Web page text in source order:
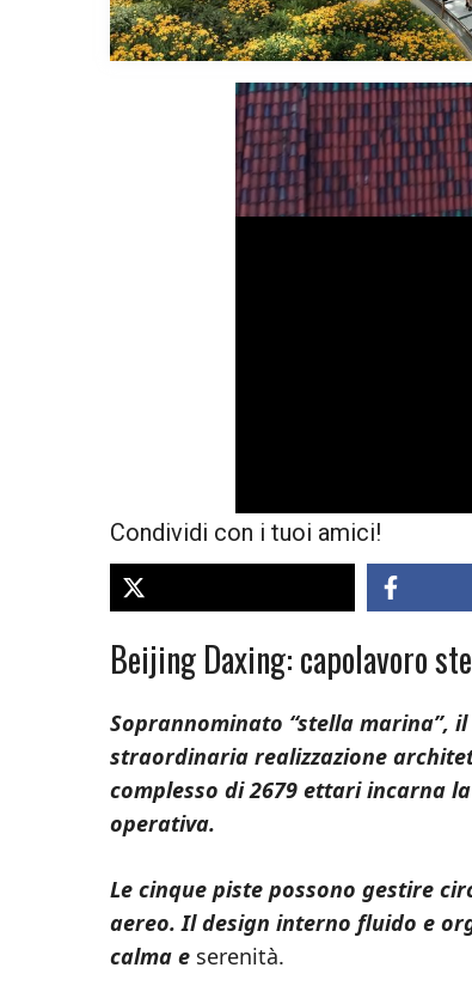
Condividi con i tuoi amici!
Beijing Daxing: capolavoro
Soprannominato “stella marina”,
straordinaria realizzazione
complesso di 2679 ettari incarna
operativa.
Le cinque piste possono gestire
aereo. Il design interno fluido e
calma e serenità.